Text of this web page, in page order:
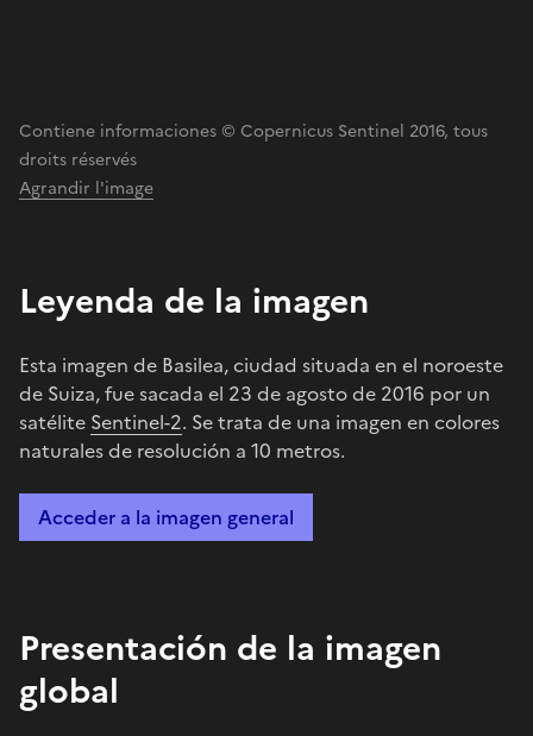
Contiene informaciones © Copernicus Sentinel 2016, tous
droits réservés
Agrandir l'image
Leyenda de la imagen
Esta imagen de Basilea, ciudad situada en el noroeste
de Suiza, fue sacada el 23 de agosto de 2016 por un
satélite Sentinel-2. Se trata de una imagen en colores
naturales de resolución a 10 metros.
Acceder a la imagen general
Presentación de la imagen
global